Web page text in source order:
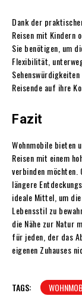
Dank der
Reisen mit Kindern
Sie benötigen, um
Flexibilität,
Reisende auf ihre
Fazit
Wohnmobile bieten
Reisen mit einem
verbinden möchten.
längere
ideale Mittel, um
Lebensstil zu
die Nähe zur Natur
für jeden, der das
eigenen Zuhauses
TAGS: